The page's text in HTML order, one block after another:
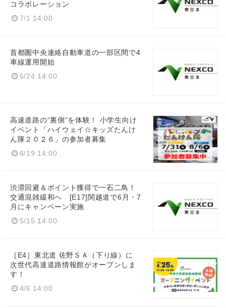
コラボレーション
7/1 14:00
首都圏中央連絡自動車道の一部区間で4
車線運用開始
6/24 14:00
高速道路の“裏側”を体験！ 小学生向け
イベント「ハイウェイ☆キッズたんけ
ん隊２０２６」の参加者募集
6/19 14:00
渋滞回避＆ポイント獲得で一石二鳥！
交通混雑緩和へ [E17]関越道で6月・7
月にキャンペーン実施
5/15 14:00
［E4］東北道 佐野ＳＡ（下り線）に
次世代高速道路情報館がオープンしま
す！
4/6 14:00